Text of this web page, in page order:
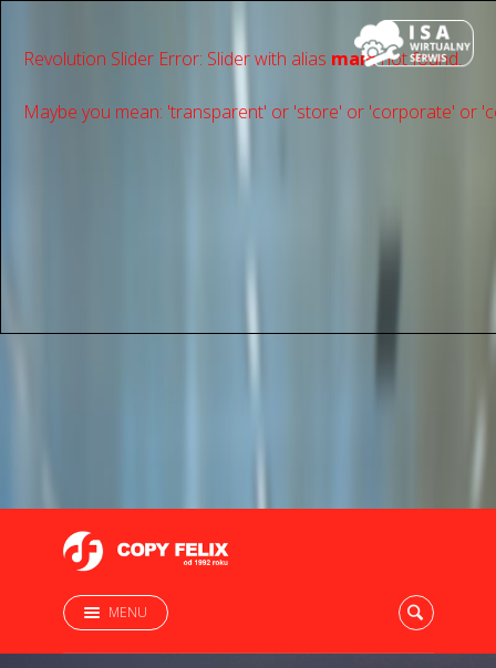
Revolution Slider Error: Slider with alias mainnot found.
Maybe you mean: 'transparent' or 'store' or 'сorporate' or
MENU